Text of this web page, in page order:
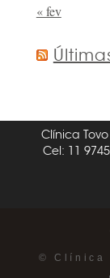
« fev
Clínica
Cel: 11
© Clínica